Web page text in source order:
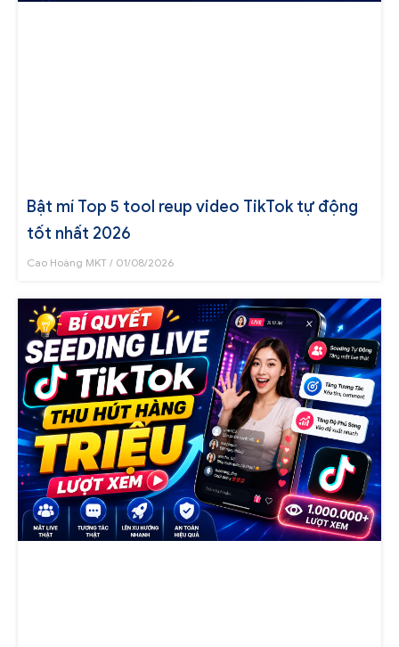
Bật mí Top 5 tool reup video TikTok tự động
tốt nhất 2026
Cao Hoàng MKT 01/08/2026